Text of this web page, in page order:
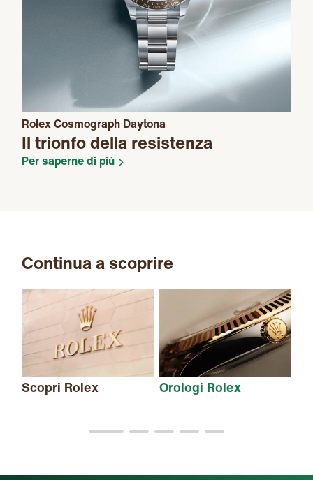
Rolex Cosmograph Daytona
Il trionfo della resistenza
Per saperne di più
Continua a scoprire
Scopri Rolex Orologi Rolex